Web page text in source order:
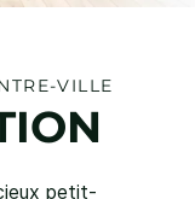
VILLE
petit-